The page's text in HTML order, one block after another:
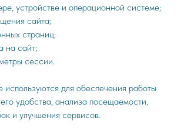
устройстве и операционной системе;
сайта;
страниц;
на сайт;
сессии.
используются для обеспечения работы
удобства, анализа посещаемости,
и улучшения сервисов.